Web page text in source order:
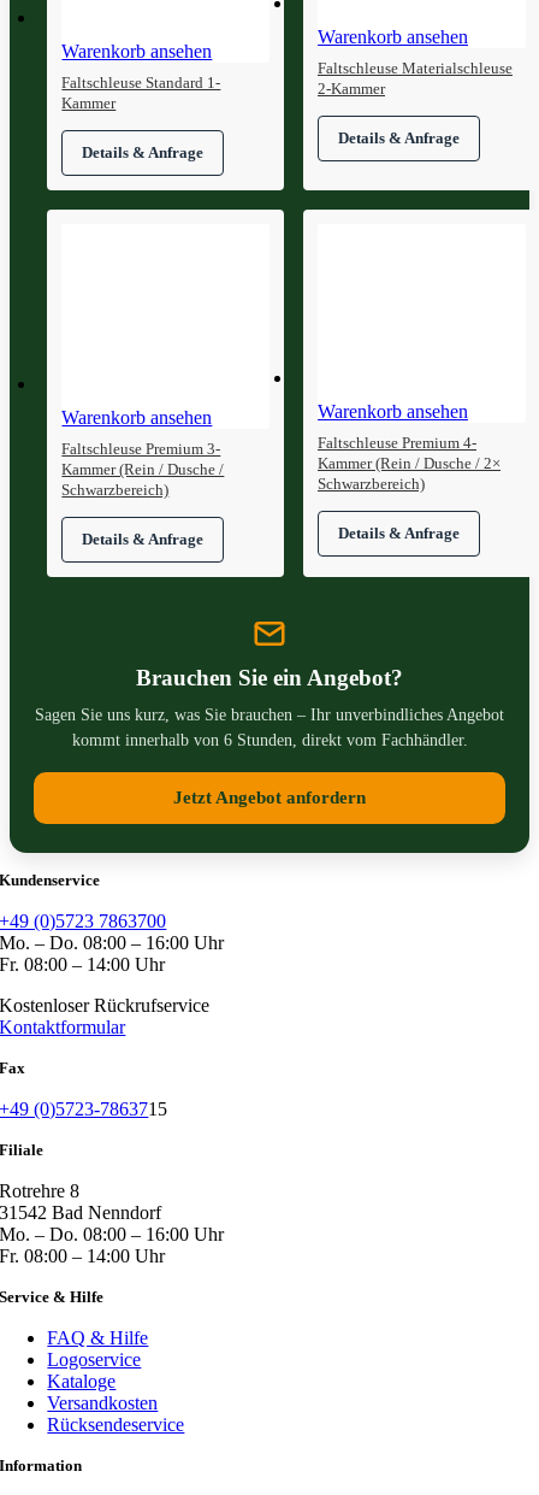
Warenkorb ansehen
Faltschleuse Standard 1-
Kammer
Warenkorb ansehen
Faltschleuse Materialschleuse
2-Kammer
Warenkorb ansehen
Faltschleuse Premium 3-
Kammer (Rein / Dusche /
Schwarzbereich)
Warenkorb ansehen
Faltschleuse Premium 4-
Kammer (Rein / Dusche / 2×
Schwarzbereich)
Brauchen Sie ein Angebot?
Sagen Sie uns kurz, was Sie brauchen – Ihr unverbindliches Angebot
kommt innerhalb von 6 Stunden, direkt vom Fachhändler.
Jetzt Angebot anfordern
Kundenservice
+49 (0)5723 7863700
Mo. – Do. 08:00 – 16:00 Uhr
Fr. 08:00 – 14:00 Uhr
Kostenloser Rückrufservice
Kontaktformular
Fax
+49 (0)5723-7863715
Filiale
Rotrehre 8
31542 Bad Nenndorf
Mo. – Do. 08:00 – 16:00 Uhr
Fr. 08:00 – 14:00 Uhr
Service & Hilfe
FAQ & Hilfe
Logoservice
Kataloge
Versandkosten
Rücksendeservice
Information